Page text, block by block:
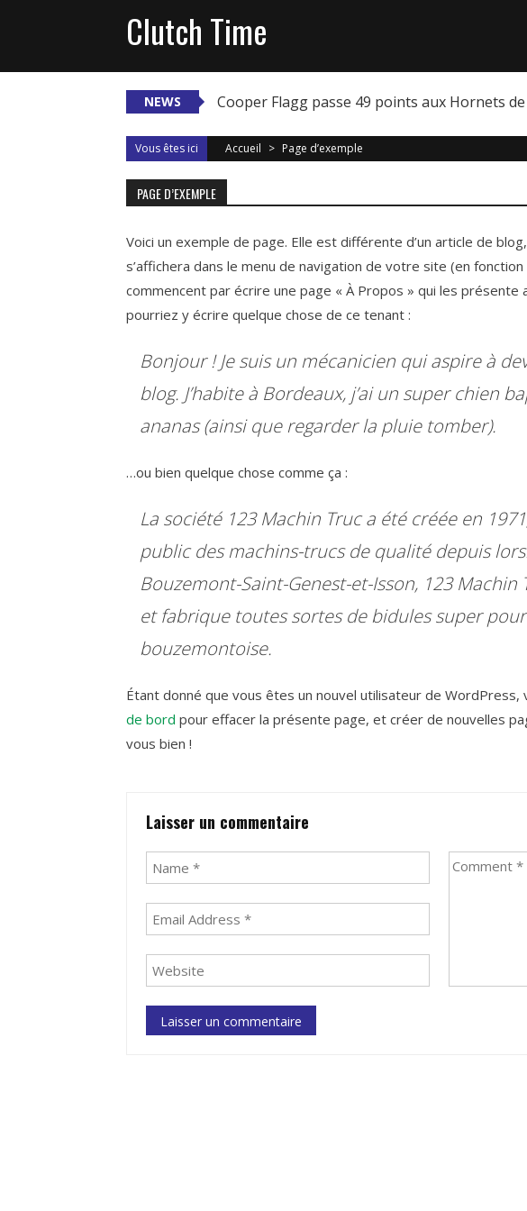
Clutch Time
NEWS Cooper Flagg passe 49 points aux Hornets
Vous êtes ici Accueil > Page d’exemple
PAGE D’EXEMPLE
Voici un exemple de page. Elle est différente d’un article de
s’affichera dans le menu de navigation de votre site (en
commencent par écrire une page « À Propos » qui les
pourriez y écrire quelque chose de ce tenant :
Bonjour ! Je suis un mécanicien qui aspire à
blog. J’habite à Bordeaux, j’ai un super chien
ananas (ainsi que regarder la pluie tomber).
…ou bien quelque chose comme ça :
La société 123 Machin Truc a été créée en
public des machins-trucs de qualité depuis
Bouzemont-Saint-Genest-et-Isson, 123
et fabrique toutes sortes de bidules super
bouzemontoise.
Étant donné que vous êtes un nouvel utilisateur de
de bord pour effacer la présente page, et créer de nouvelles
vous bien !
Laisser un commentaire